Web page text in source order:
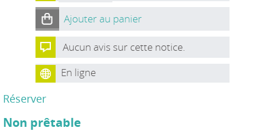
Ajouter au panier
Aucun avis sur cette notice.
En ligne
Réserver
Non prêtable